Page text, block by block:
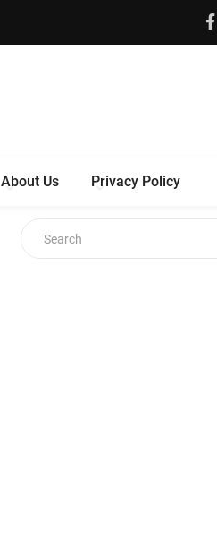
About Us Privacy Policy